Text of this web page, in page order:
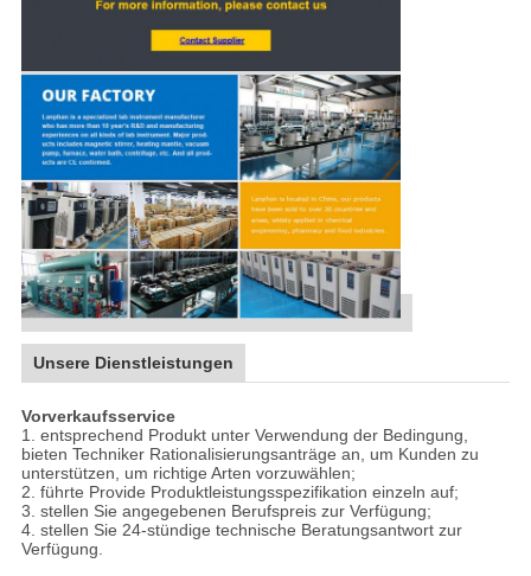
Unsere Dienstleistungen
Vorverkaufsservice
1. entsprechend Produkt unter Verwendung der Bedingung,
bieten Techniker Rationalisierungsanträge an, um Kunden zu
unterstützen, um richtige Arten vorzuwählen;
2. führte Provide Produktleistungsspezifikation einzeln auf;
3. stellen Sie angegebenen Berufspreis zur Verfügung;
4. stellen Sie 24-stündige technische Beratungsantwort zur
Verfügung.